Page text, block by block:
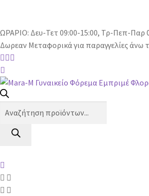
ΩΡΑΡΙΟ: Δευ-Τετ 09:00-15:00, Τρ-Πεπ-Παρ
Δωρεαν Μεταφορικά για παραγγελίες άνω
Products
search